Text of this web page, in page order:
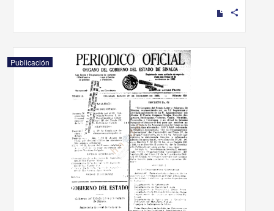
share
Publicación